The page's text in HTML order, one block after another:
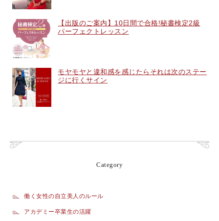
【出版のご案内】10日間で合格!秘書検定2級
パーフェクトレッスン
モヤモヤと違和感を感じたらそれは次のステー
ジに行くサイン
Category
働く女性の自立美人のルール
アカデミー卒業生の活躍